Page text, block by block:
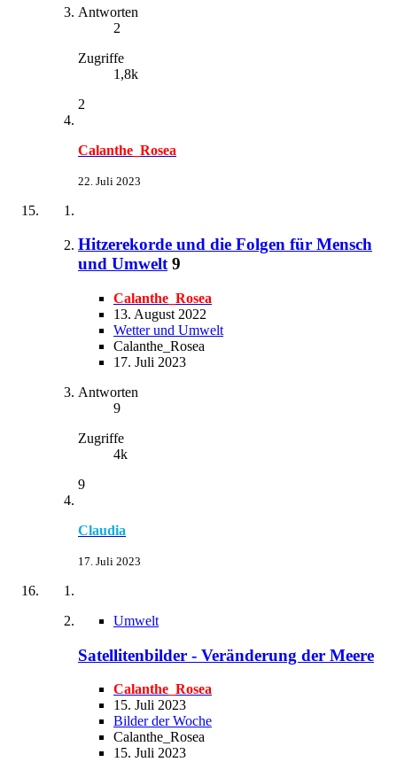
Antworten
2
Zugriffe
1,8k
2
Calanthe_Rosea
22. Juli 2023
Hitzerekorde und die Folgen für Mensch
und Umwelt 9
Calanthe_Rosea
13. August 2022
Wetter und Umwelt
Calanthe_Rosea
17. Juli 2023
Antworten
9
Zugriffe
4k
9
Claudia
17. Juli 2023
Umwelt
Satellitenbilder - Veränderung der Meere
Calanthe_Rosea
15. Juli 2023
Bilder der Woche
Calanthe_Rosea
15. Juli 2023